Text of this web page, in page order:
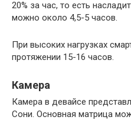
20% за час, то есть
можно около 4,5-5 часов.
При высоких нагрузках
протяжении 15-16 часов.
Камера
Камера в девайсе
Сони. Основная матрица